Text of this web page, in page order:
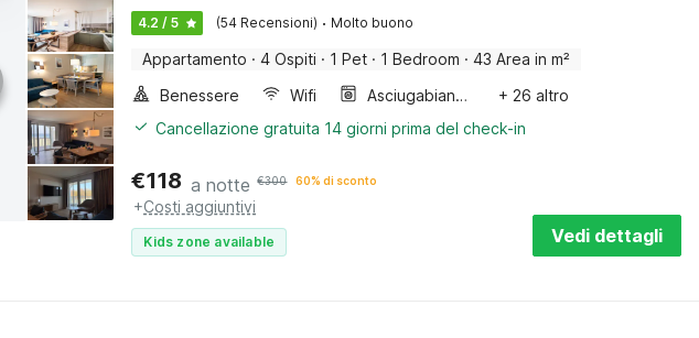
4.2 / 5 (54 Recensioni) · Molto buono
Appartamento · 4 Ospiti · 1 Pet · 1 Bedroom · 43 Area in m²
Benessere
Wifi Asciugabiancheria
+ 26 altro
Cancellazione gratuita 14 giorni prima del check-in
€118 a notte €300 60% di sconto
+Costi aggiuntivi
Kids zone available Vedi dettagli